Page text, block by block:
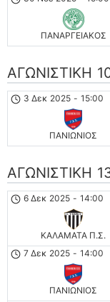
ΠΑΝΑΡΓΕΙΑΚΟΣ
ΑΓΩΝΙΣΤΙΚΗ
3 Δεκ 2025 - 15:00
ΠΑΝΙΩΝΙΟΣ
ΑΓΩΝΙΣΤΙΚΗ
6 Δεκ 2025 - 14:00
ΚΑΛΑΜΑΤΑ Π.Σ.
7 Δεκ 2025 - 14:00
ΠΑΝΙΩΝΙΟΣ